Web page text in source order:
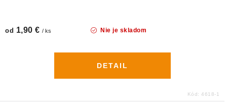
Nie je skladom
od 1,90 € / ks
DETAIL
Kód: 4618-1